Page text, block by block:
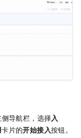
导航栏，选择入
卡片的开始接入按钮。